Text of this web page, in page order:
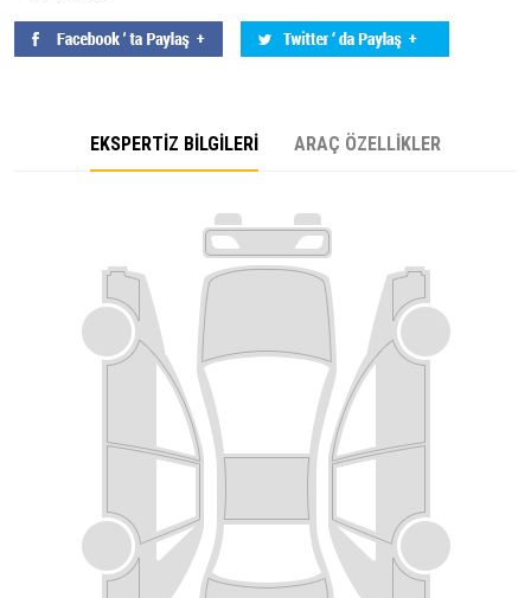
EKSPERTİZ BİLGİLERİ ARAÇ ÖZELLİKLER